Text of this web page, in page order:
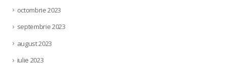
octombrie 2023
septembrie 2023
august 2023
iulie 2023